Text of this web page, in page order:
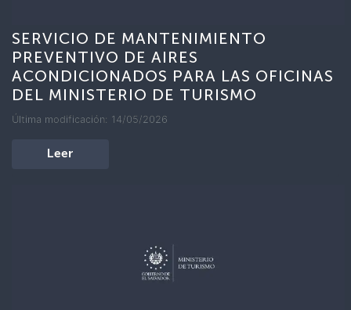
SERVICIO DE MANTENIMIENTO
PREVENTIVO DE AIRES
ACONDICIONADOS PARA LAS OFICINAS
DEL MINISTERIO DE TURISMO
Última modificación: 14/05/2026
Leer